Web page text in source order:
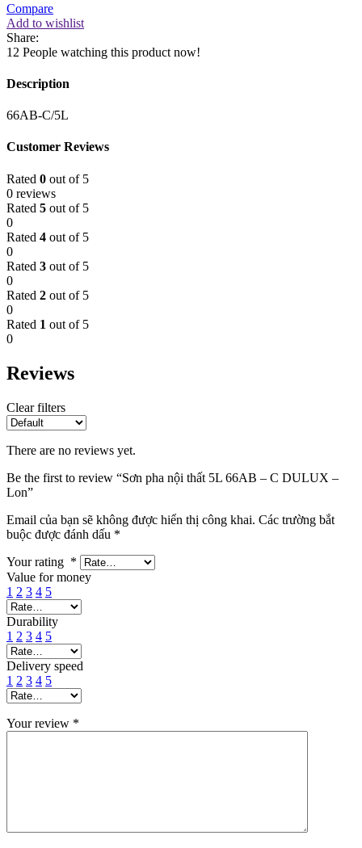
Compare
Add to wishlist
Share:
12 People watching this product now!
Description
66AB-C/5L
Customer Reviews
Rated 0 out of 5
0 reviews
Rated 5 out of 5
0
Rated 4 out of 5
0
Rated 3 out of 5
0
Rated 2 out of 5
0
Rated 1 out of 5
0
Reviews
Clear filters
There are no reviews yet.
Be the first to review “Sơn pha nội thất 5L 66AB – C DULUX –
Lon”
Email của bạn sẽ không được hiển thị công khai. Các trường bắt
buộc được đánh dấu *
Your rating *
Value for money
1 2 3 4 5
Durability
1 2 3 4 5
Delivery speed
1 2 3 4 5
Your review *